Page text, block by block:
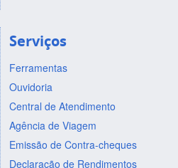
Serviços
Ferramentas
Ouvidoria
Central de Atendimento
Agência de Viagem
Emissão de Contra-cheques
Declaração de Rendimentos